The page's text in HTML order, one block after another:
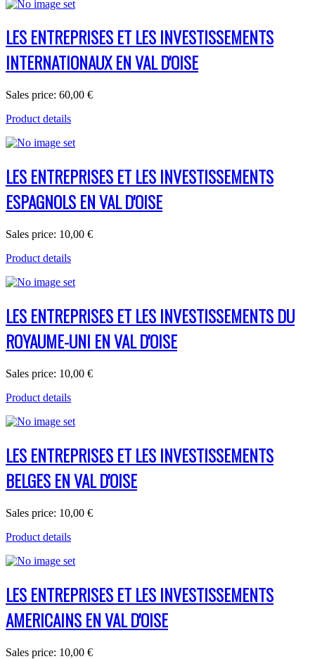
LES ENTREPRISES ET LES INVESTISSEMENTS
INTERNATIONAUX EN VAL D'OISE
Sales price: 60,00 €
Product details
LES ENTREPRISES ET LES INVESTISSEMENTS
ESPAGNOLS EN VAL D'OISE
Sales price: 10,00 €
Product details
LES ENTREPRISES ET LES INVESTISSEMENTS DU
ROYAUME-UNI EN VAL D'OISE
Sales price: 10,00 €
Product details
LES ENTREPRISES ET LES INVESTISSEMENTS
BELGES EN VAL D'OISE
Sales price: 10,00 €
Product details
LES ENTREPRISES ET LES INVESTISSEMENTS
AMERICAINS EN VAL D'OISE
Sales price: 10,00 €